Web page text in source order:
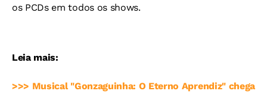
os PCDs em todos os shows.
Leia mais:
>>> Musical "Gonzaguinha: O Eterno Aprendiz" chega